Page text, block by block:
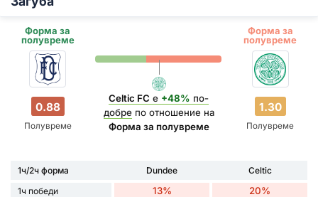
Форма за
полувреме
Форма за
полувреме
0.88
Полувреме
Celtic FC е +48% по-
добрепо отношение на
Форма за полувреме
1.30
Полувреме
1ч/2ч форма Dundee
Celtic
1ч победи
13% 20%